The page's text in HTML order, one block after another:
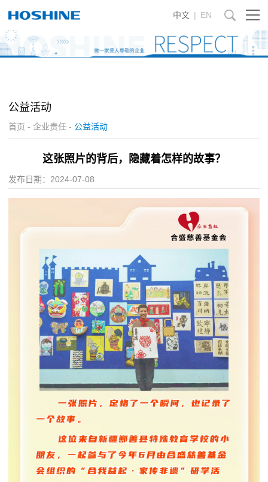
中文 | EN
公益活动
首页 - 企业责任- 公益活动
这张照片的背后，隐藏着怎样的故事？
发布日期： 2024-07-08